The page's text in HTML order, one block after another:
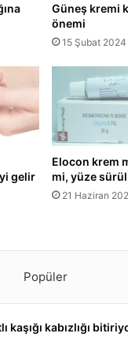
Güneş kremi
önemi
15 Şubat 2024
gelir
Elocon krem
mi, yüze
21 Haziran
Popüler
kaşığı kabızlığı